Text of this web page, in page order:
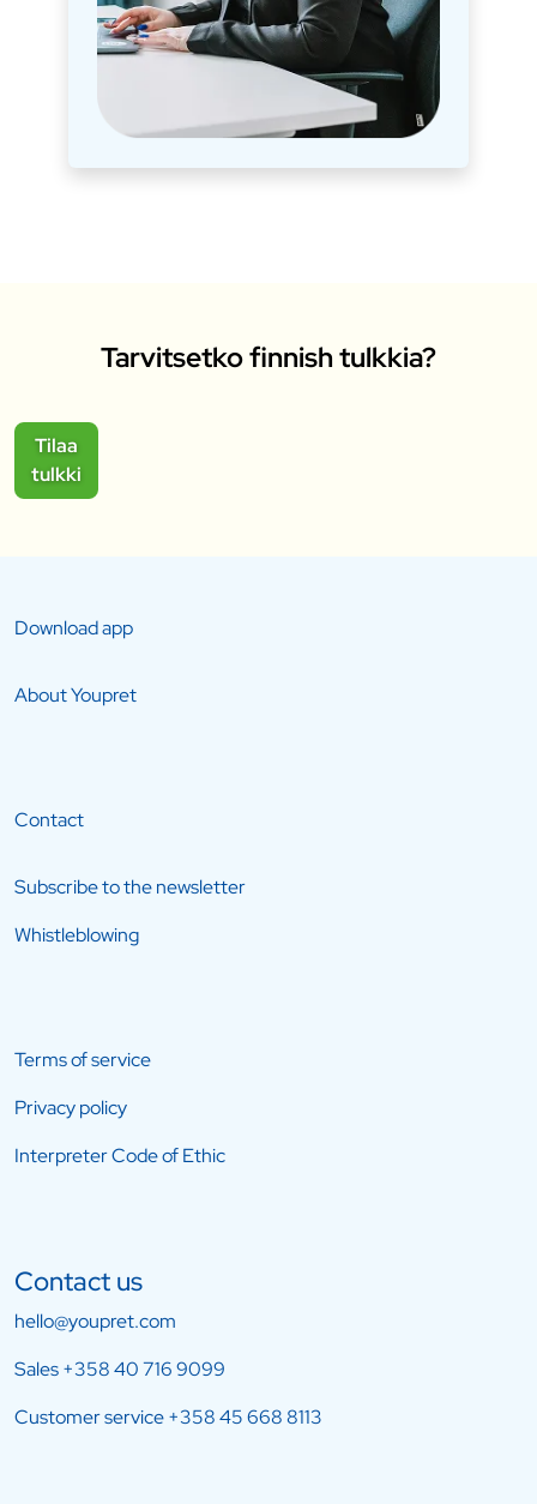
Tarvitsetko finnish tulkkia?
Tilaa
tulkki
Download app
About Youpret
Contact
Subscribe to the newsletter
Whistleblowing
Terms of service
Privacy policy
Interpreter Code of Ethic
Contact us
hello@youpret.com
Sales+358 40 716 9099
Customer service+358 45 668 8113